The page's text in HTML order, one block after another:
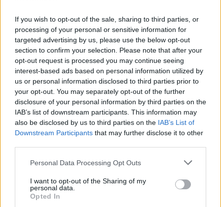
If you wish to opt-out of the sale, sharing to third parties, or
processing of your personal or sensitive information for
targeted advertising by us, please use the below opt-out
section to confirm your selection. Please note that after your
opt-out request is processed you may continue seeing
interest-based ads based on personal information utilized by
us or personal information disclosed to third parties prior to
your opt-out. You may separately opt-out of the further
disclosure of your personal information by third parties on the
IAB’s list of downstream participants. This information may
also be disclosed by us to third parties on the IAB’s List of
Downstream Participants that may further disclose it to other
Personal Data Processing Opt Outs
I want to opt-out of the Sharing of my
personal data.
Opted In
szabadidőmben írok. Szeretek belesni a hétköznapok függönye
mögé és közben keresem az embert, a nőt a jól legyártott álarcok
mögött. Néha meséket is írok, de gyakrabban novellákat,